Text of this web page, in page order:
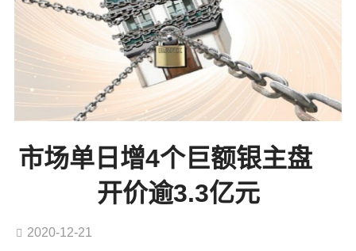
市场单日增4个巨额银主盘
开价逾3.3亿元
2020-12-21